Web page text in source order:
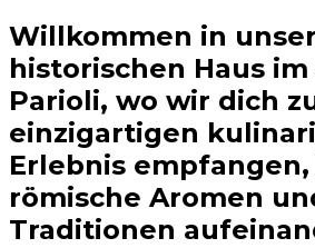
Willkommen in
historischen Haus
Parioli, wo wir dich
einzigartigen
Erlebnis
römische Aromen
Traditionen